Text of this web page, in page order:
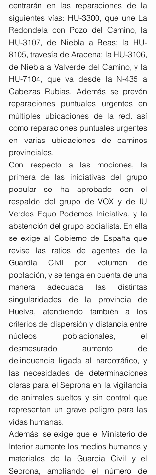
centrarán en las reparaciones de la
siguientes vías: HU-3300, que une La
Redondela con Pozo del Camino, la
HU-3107, de Niebla a Beas; la HU-
8105, travesía de Aracena; la HU-3106,
de Niebla a Valverde del Camino, y la
HU-7104, que va desde la N-435 a
Cabezas Rubias. Además se prevén
reparaciones puntuales urgentes en
múltiples ubicaciones de la red, así
como reparaciones puntuales urgentes
en varias ubicaciones de caminos
provinciales.
Con respecto a las mociones, la
primera de las iniciativas del grupo
popular se ha aprobado con el
respaldo del grupo de VOX y de IU
Verdes Equo Podemos Iniciativa, y la
abstención del grupo socialista. En ella
se exige al Gobierno de España que
revise las ratios de agentes de la
Guardia Civil por volumen de
población, y se tenga en cuenta de una
manera adecuada las distintas
singularidades de la provincia de
Huelva, atendiendo también a los
criterios de dispersión y distancia entre
núcleos poblacionales, el
desmesurado aumento de
delincuencia ligada al narcotráfico, y
las necesidades de determinaciones
claras para el Seprona en la vigilancia
de animales sueltos y sin control que
representan un grave peligro para las
vidas humanas.
Además, se exige que el Ministerio de
Interior aumente los medios humanos y
materiales de la Guardia Civil y el
Seprona, ampliando el número de